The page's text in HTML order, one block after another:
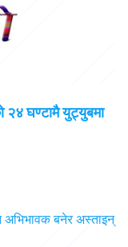
२४ घण्टामै युट्युबमा